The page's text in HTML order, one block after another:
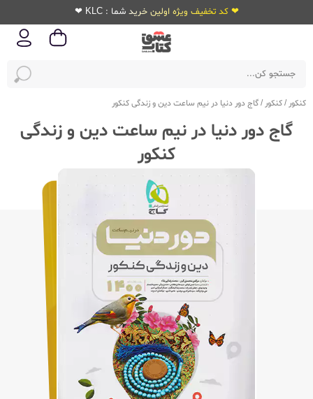
❤ کد تخفیف ویژه اولین خرید شما : KLC ❤
کنکور /کنکور /گاج دور دنیا در نیم ساعت دین و زندگی کنکور
گاج دور دنیا در نیم ساعت دین و زندگی
کنکور